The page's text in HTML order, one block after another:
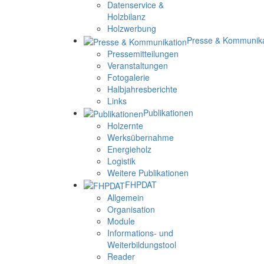
Datenservice &
Holzbilanz
Holzwerbung
Presse &
Pressemitteilungen
Veranstaltungen
Fotogalerie
Halbjahresberichte
Links
Publikationen
Holzernte
Werksübernahme
Energieholz
Logistik
Weitere Publikationen
FHPDAT
Allgemein
Organisation
Module
Informations- und
Weiterbildungstool
Reader